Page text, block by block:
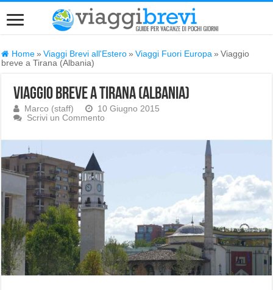
Home » Viaggi Brevi all'Estero » Viaggi Fuori Europa » Viaggio
breve a Tirana (Albania)
Viaggio breve a Tirana (Albania)
Marco (staff)
10 Giugno 2015
Scrivi un Commento